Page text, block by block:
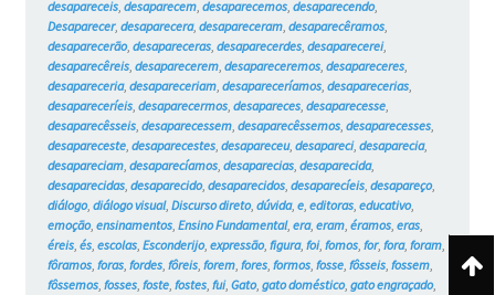
desapareceis, desaparecem, desaparecemos, desaparecendo,
Desaparecer, desaparecera, desapareceram, desaparecêramos,
desaparecerão, desapareceras, desaparecerdes, desaparecerei,
desaparecêreis, desaparecerem, desapareceremos, desapareceres,
desapareceria, desapareceriam, desapareceríamos, desaparecerias,
desapareceríeis, desaparecermos, desapareces, desaparecesse,
desaparecêsseis, desaparecessem, desaparecêssemos, desaparecesses,
desapareceste, desaparecestes, desapareceu, desapareci, desaparecia,
desapareciam, desaparecíamos, desaparecias, desaparecida,
desaparecidas, desaparecido, desaparecidos, desaparecíeis, desapareço,
diálogo, diálogo visual, Discurso direto, dúvida, e, editoras, educativo,
emoção, ensinamentos, Ensino Fundamental, era, eram, éramos, eras,
éreis, és, escolas, Esconderijo, expressão, figura, foi, fomos, for, fora, foram,
fôramos, foras, fordes, fôreis, forem, fores, formos, fosse, fôsseis, fossem,
fôssemos, fosses, foste, fostes, fui, Gato, gato doméstico, gato engraçado,